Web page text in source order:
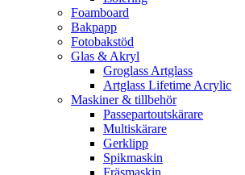
Foamboard
Bakpapp
Fotobakstöd
Glas & Akryl
Groglass Artglass
Artglass Lifetime Acrylic
Maskiner & tillbehör
Passepartoutskärare
Multiskärare
Gerklipp
Spikmaskin
Fräsmaskin